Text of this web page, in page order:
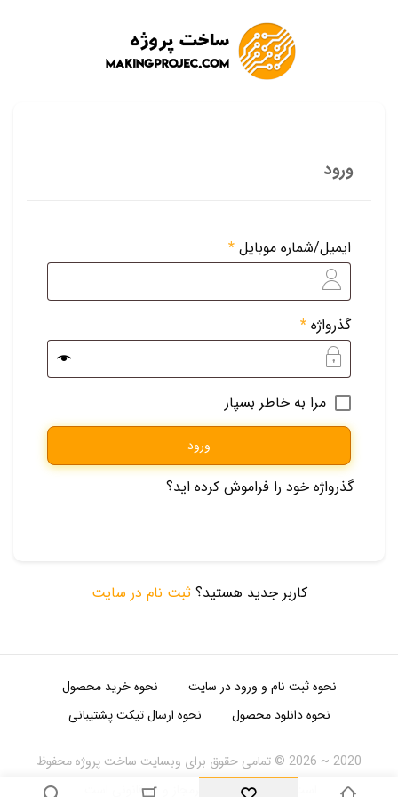
ورود
ایمیل/شماره موبایل *
گذرواژه *الزامی
مرا به خاطر بسپار
ورود
گذرواژه خود را فراموش کرده اید؟
کاربر جدید هستید؟ ثبت نام در سایت
نحوه‌ ثبت‌ نام و ورود در سایت
نحوه خرید محصول
نحوه دانلود محصول
نحوه‌ ارسال‌ تیکت‌ پشتیبانی
2020 ~ 2026 © تمامی حقوق برای وبسایت ساخت پروژه محفوظ
است. کپی به هرشکل غیرمجاز و غیرقانونی است.